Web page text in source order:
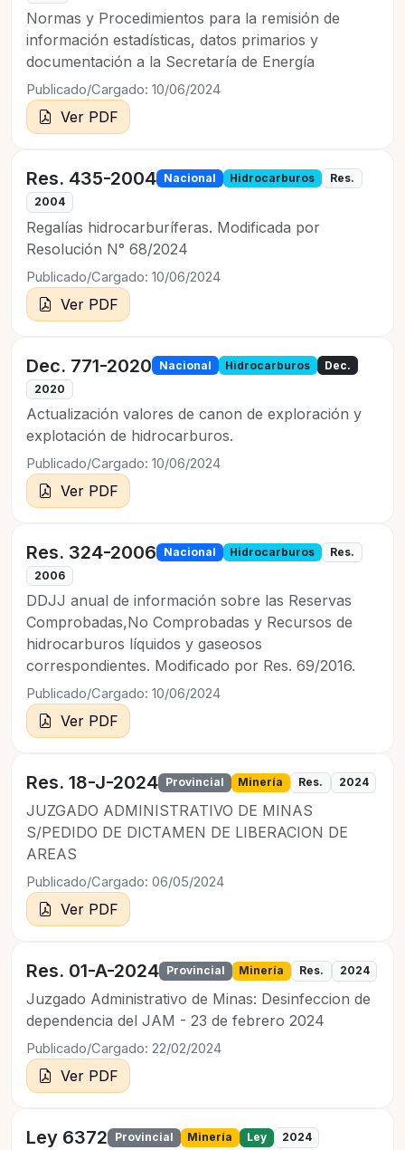
Normas y Procedimientos para la remisión de
información estadísticas, datos primarios y
documentación a la Secretaría de Energía
Publicado/Cargado: 10/06/2024
Ver PDF
Res. 435-2004 Nacional Hidrocarburos
Res.
2004
Regalías hidrocarburíferas. Modificada por
Resolución N° 68/2024
Publicado/Cargado: 10/06/2024
Ver PDF
Dec. 771-2020 Nacional Hidrocarburos
Dec.
2020
Actualización valores de canon de exploración y
explotación de hidrocarburos.
Publicado/Cargado: 10/06/2024
Ver PDF
Res. 324-2006 Nacional Hidrocarburos
Res.
2006
DDJJ anual de información sobre las Reservas
Comprobadas,No Comprobadas y Recursos de
hidrocarburos líquidos y gaseosos
correspondientes. Modificado por Res. 69/2016.
Publicado/Cargado: 10/06/2024
Ver PDF
Res. 18-J-2024 Provincial Minería Res. 2024
JUZGADO ADMINISTRATIVO DE MINAS
S/PEDIDO DE DICTAMEN DE LIBERACION DE
AREAS
Publicado/Cargado: 06/05/2024
Ver PDF
Res. 01-A-2024 Provincial Minería Res. 2024
Juzgado Administrativo de Minas: Desinfeccion de
dependencia del JAM - 23 de febrero 2024
Publicado/Cargado: 22/02/2024
Ver PDF
Ley 6372 Provincial Minería Ley 2024